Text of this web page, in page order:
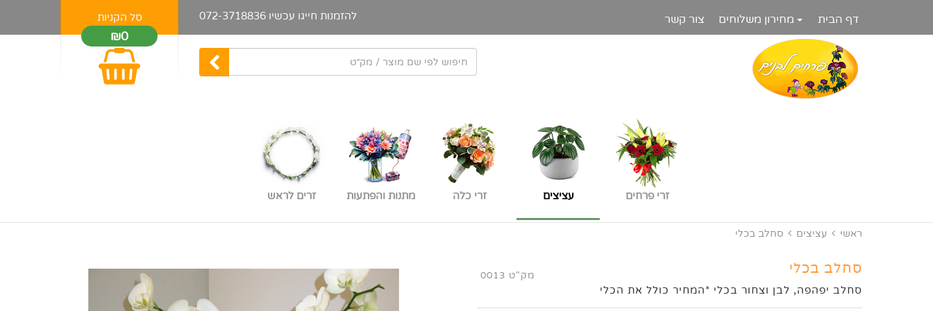
סל הקניות
₪0
להזמנות חייגו עכשיו 072-3718836 דף הבית מחירון משלוחים צור קשר
זרי פרחים עציצים זרי כלה מתנות והפתעות זרים לראש
ראשי עציצים סחלב בכלי
סחלב בכלי מק"ט 0013
סחלב יפהפה, לבן וצחור בכלי *המחיר כולל את הכלי